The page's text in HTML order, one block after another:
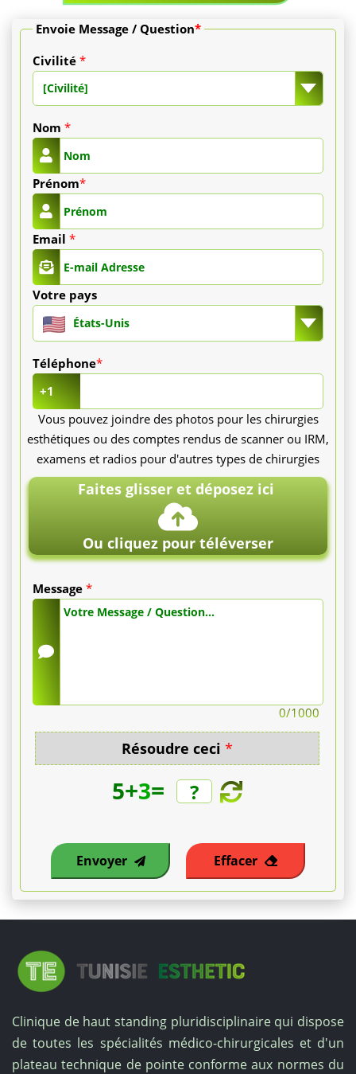
Envoie Message / Question*
Civilité *
[Civilité]
Nom *
Prénom*
Email *
Votre pays
États-Unis
Téléphone*
+1
Vous pouvez joindre des photos pour les chirurgies
esthétiques ou des comptes rendus de scanner ou IRM,
examens et radios pour d'autres types de chirurgies
Faites glisser et déposez ici
Ou cliquez pour téléverser
Message *
0/1000
Résoudre ceci *
5+3=
Envoyer Effacer
Clinique de haut standing pluridisciplinaire qui dispose
de toutes les spécialités médico-chirurgicales et d'un
plateau technique de pointe conforme aux normes du